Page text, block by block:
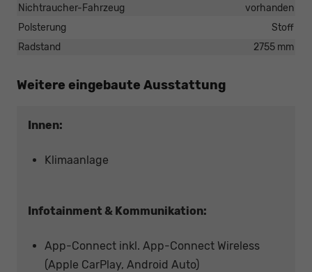
Nichtraucher-Fahrzeug
vorhanden
Polsterung
Stoff
Radstand
2755 mm
Weitere eingebaute Ausstattung
Innen:
Klimaanlage
Infotainment & Kommunikation:
App-Connect inkl. App-Connect Wireless
(Apple CarPlay, Android Auto)